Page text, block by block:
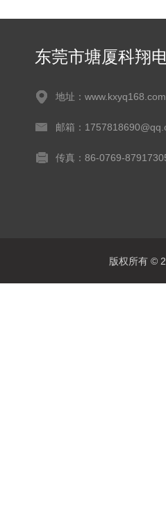
东莞市塘厦科翔
地址：www.kxyq168.com
邮箱：
传真：86-0769-
版权所有 ©